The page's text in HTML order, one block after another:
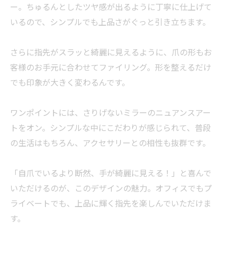
ー。ちゅるんとしたツヤ感が出るように丁寧に仕上げて
いるので、シンプルでも上品さがぐっと引き立ちます。
さらに指先がスラッと綺麗に見えるように、爪の形もお
客様のお手元に合わせてファイリング。形を整えるだけ
でも印象が大きく変わるんです。
ワンポイントには、さりげないミラーのニュアンスアー
トをオン。シンプルな中にこだわりが感じられて、普段
の生活はもちろん、アクセサリーとの相性も抜群です。
「自爪でいるより断然、手が綺麗に見える！」と喜んで
いただけるのが、このデザインの魅力。オフィスでもプ
ライベートでも、上品に輝く指先を楽しんでいただけま
す。